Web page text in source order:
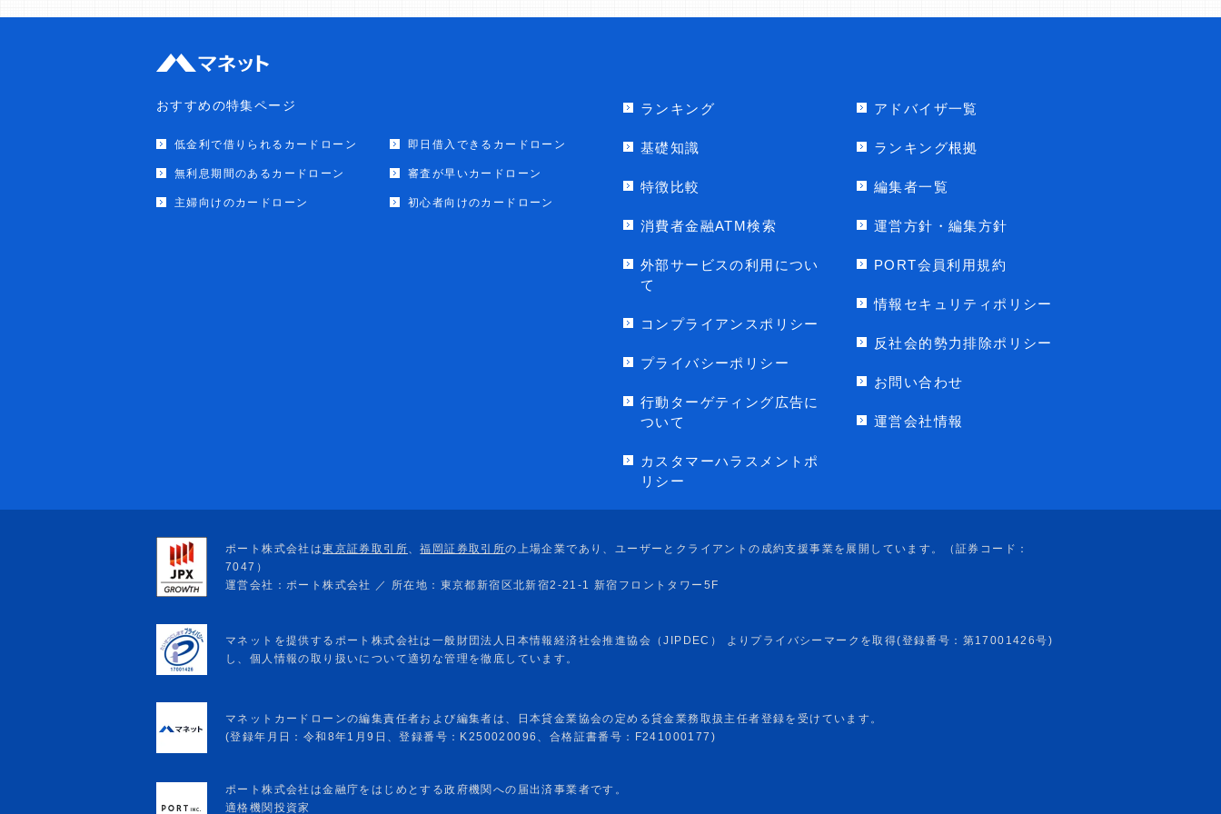
おすすめの特集ページ
低金利で借りられるカードローン 即日借入できるカードローン
無利息期間のあるカードローン 審査が早いカードローン
主婦向けのカードローン 初心者向けのカードローン
ランキング
基礎知識
特徴比較
消費者金融ATM検索
外部サービスの利用につい
て
コンプライアンスポリシー
プライバシーポリシー
行動ターゲティング広告に
ついて
カスタマーハラスメントポ
リシー
アドバイザ一覧
ランキング根拠
編集者一覧
運営方針・編集方針
PORT会員利用規約
情報セキュリティポリシー
反社会的勢力排除ポリシー
お問い合わせ
運営会社情報
マネットカードローンの編集責任者および編集者は、日本貸金業協会の定める貸金業務取扱主任者登録を受けています。
(登録年月日：令和8年1月9日、登録番号：K250020096、合格証書番号：F241000177)
ポート株式会社は金融庁をはじめとする政府機関への届出済事業者です。
適格機関投資家